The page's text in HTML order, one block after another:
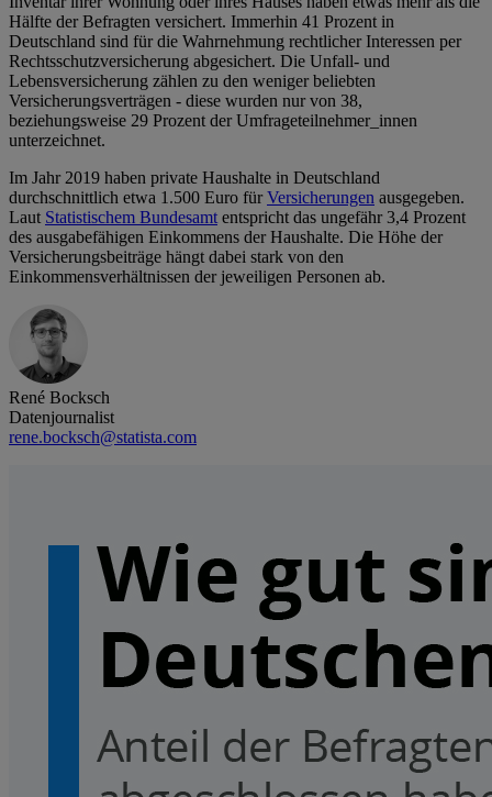
Hälfte der Befragten versichert. Immerhin 41 Prozent in
Deutschland sind für die Wahrnehmung rechtlicher Interessen per
Rechtsschutzversicherung abgesichert. Die Unfall- und
Lebensversicherung zählen zu den weniger beliebten
Versicherungsverträgen - diese wurden nur von 38,
beziehungsweise 29 Prozent der Umfrageteilnehmer_innen
unterzeichnet.
Im Jahr 2019 haben private Haushalte in Deutschland
durchschnittlich etwa 1.500 Euro fürVersicherungen ausgegeben.
Laut Statistischem Bundesamtentspricht das ungefähr 3,4 Prozent
des ausgabefähigen Einkommens der Haushalte. Die Höhe der
Versicherungsbeiträge hängt dabei stark von den
Einkommensverhältnissen der jeweiligen Personen ab.
René Bocksch
Datenjournalist
rene.bocksch@statista.com